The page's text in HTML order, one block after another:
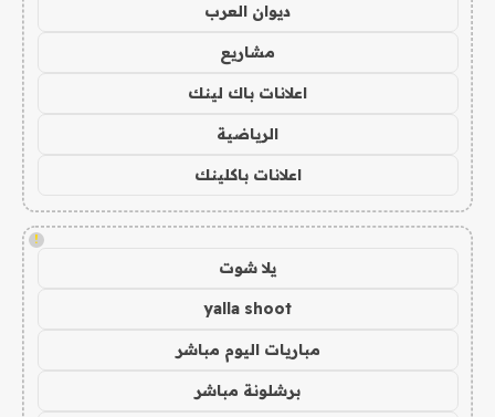
ديوان العرب
مشاريع
اعلانات باك لينك
الرياضية
اعلانات باكلينك
!
يلا شوت
yalla shoot
مباريات اليوم مباشر
برشلونة مباشر